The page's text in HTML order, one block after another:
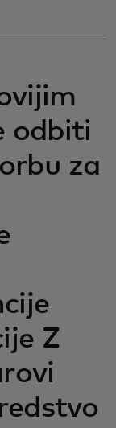
odbiti
za
Z